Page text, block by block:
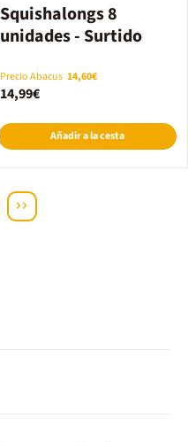
Squishalongs 8
unidades - Surtido
Precio Abacus 14,60€
14,99€
Añadir a la cesta